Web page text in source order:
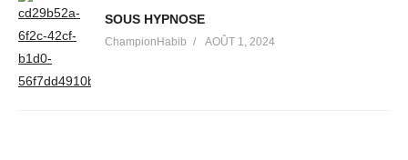
SOUS HYPNOSE
ChampionHabib AOÛT 1, 2024